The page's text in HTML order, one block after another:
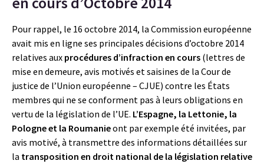
Pour rappel, le 16 octobre 2014, la Commission européenne
avait mis en ligne ses principales décisions d’octobre 2014
relatives aux procédures d’infraction en cours (lettres de
mise en demeure, avis motivés et saisines de la Cour de
justice de l’Union européenne – CJUE) contre les États
membres qui ne se conforment pas à leurs obligations en
vertu de la législation de l’UE. L’Espagne, la Lettonie, la
Pologne et la Roumanieont par exemple été invitées, par
avis motivé, à transmettre des informations détaillées sur
la transposition en droit national de la législation relative